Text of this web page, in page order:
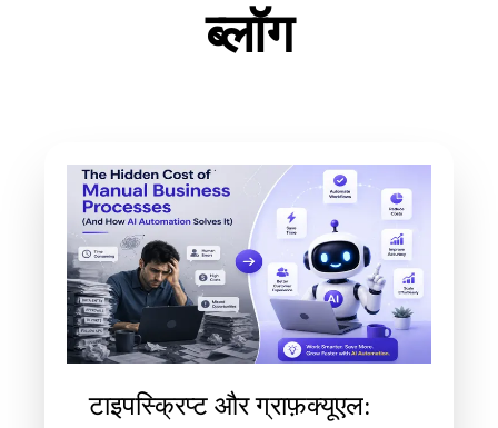
ब्लॉग
टाइपस्क्रिप्ट और ग्राफ़क्यूएल: